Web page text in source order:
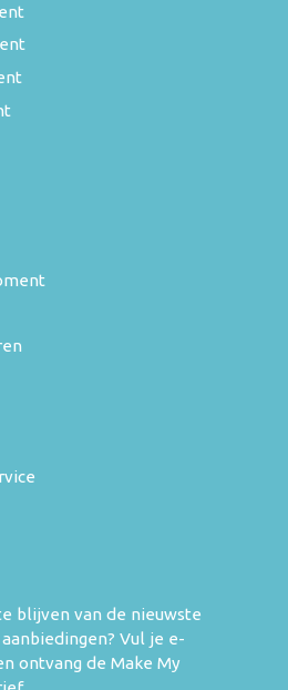
blijven van de nieuwste
Vul je e-
ontvang de Make My